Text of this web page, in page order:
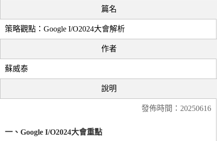
篇名
策略觀點：Google I/O2024大會解析
作者
蘇威泰
說明
發佈時間：20250616
一、Google I/O2024大會重點